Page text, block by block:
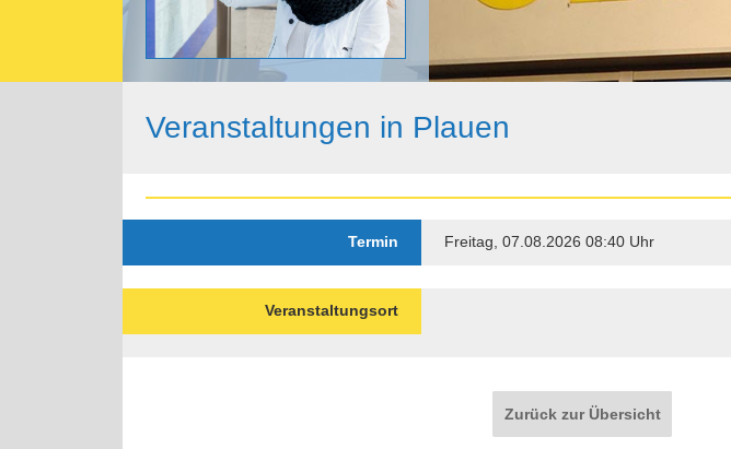
Veranstaltungen in Plauen
Termin Freitag, 07.08.2026 08:40 Uhr
Veranstaltungsort
Zurück zur Übersicht